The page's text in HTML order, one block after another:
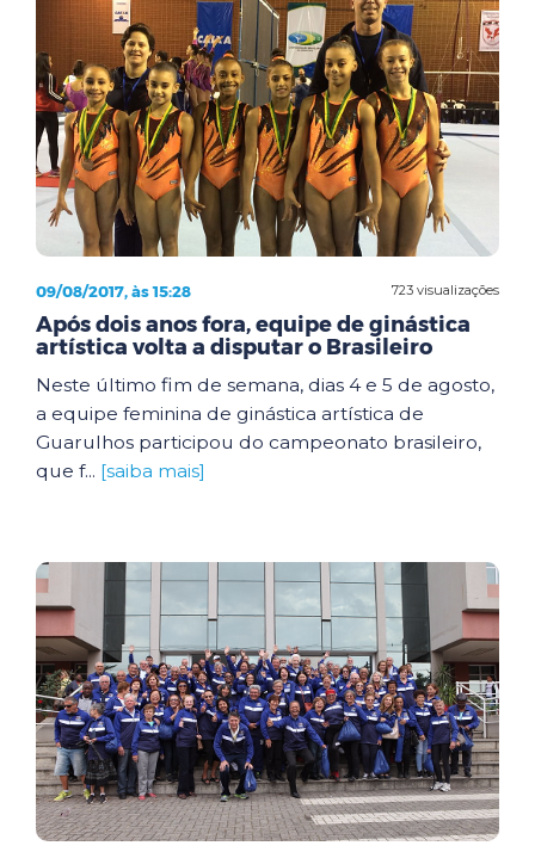
723 visualizações
09/08/2017, às 15:28
Após dois anos fora, equipe de ginástica
artística volta a disputar o Brasileiro
Neste último fim de semana, dias 4 e 5 de agosto,
a equipe feminina de ginástica artística de
Guarulhos participou do campeonato brasileiro,
que f... [saiba mais]